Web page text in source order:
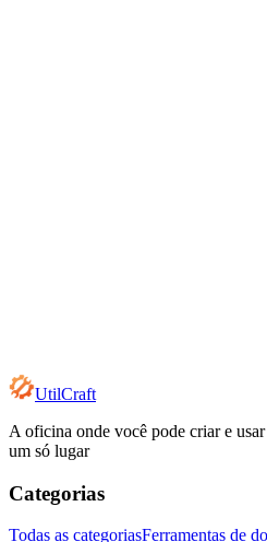
UtilCraft
A oficina onde você pode criar e
um só lugar
Categorias
Todas as categoriasFerramentas de